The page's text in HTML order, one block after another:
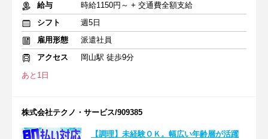
給与
時給1150円～ + 交通費全額支給
シフト
週5日
雇用形態
派遣社員
アクセス
岡山駅 徒歩9分
あと1日
株式会社テクノ・サービス/909385
【調理】未経験ＯＫ。幅広い年齢層が活躍